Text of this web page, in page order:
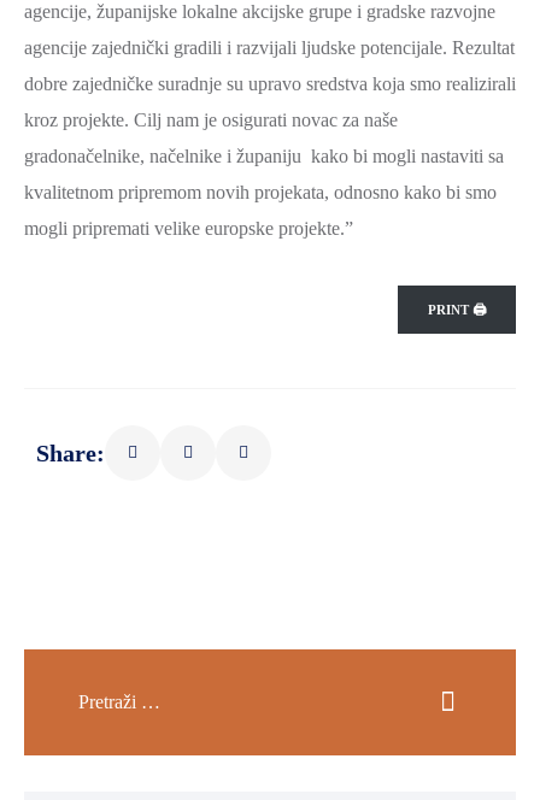
agencije, županijske lokalne akcijske grupe i gradske razvojne
agencije zajednički gradili i razvijali ljudske potencijale. Rezultat
dobre zajedničke suradnje su upravo sredstva koja smo realizirali
kroz projekte. Cilj nam je osigurati novac za naše
gradonačelnike, načelnike i županiju kako bi mogli nastaviti sa
kvalitetnom pripremom novih projekata, odnosno kako bi smo
mogli pripremati velike europske projekte.”
PRINT 🖨
Share: